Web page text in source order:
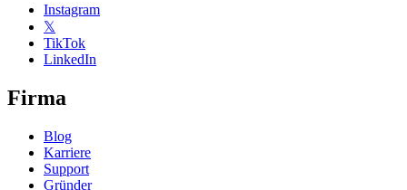
Instagram
𝕏
TikTok
LinkedIn
Firma
Blog
Karriere
Support
Gründer